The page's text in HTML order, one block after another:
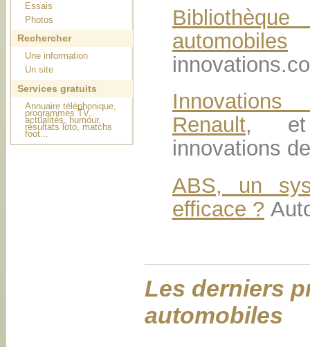
Essais
Photos
Rechercher
Une information
Un site
Services gratuits
Annuaire téléphonique,
programmes TV,
actualités, humour,
résultats loto, matchs
foot...
automobiles
Renault, et
innovations
ABS, un
efficace ?
Les derniers
automobiles